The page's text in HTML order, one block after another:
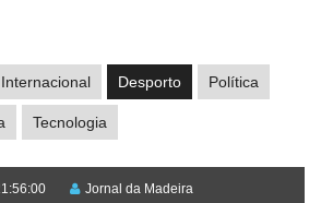
Internacional Desporto Política
Tecnologia
Jornal da Madeira